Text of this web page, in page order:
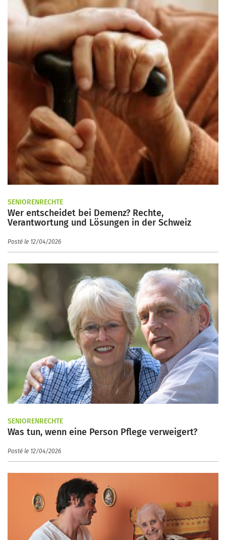
SENIORENRECHTE
Wer entscheidet bei Demenz? Rechte,
Verantwortung und Lösungen in der Schweiz
Posté le 12/04/2026
SENIORENRECHTE
Was tun, wenn eine Person Pflege verweigert?
Posté le 12/04/2026